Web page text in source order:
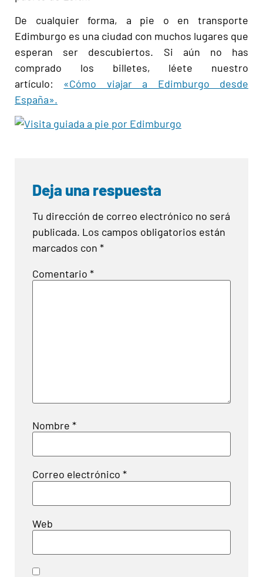
De cualquier forma, a pie o en transporte
Edimburgo es una ciudad con muchos lugares que
esperan ser descubiertos. Si aún no has
comprado los billetes, léete nuestro
artículo: «Cómo viajar a Edimburgo desde
España».
Deja una respuesta
Tu dirección de correo electrónico no será
publicada. Los campos obligatorios están
marcados con *
Comentario *
Nombre *
Correo electrónico *
Web